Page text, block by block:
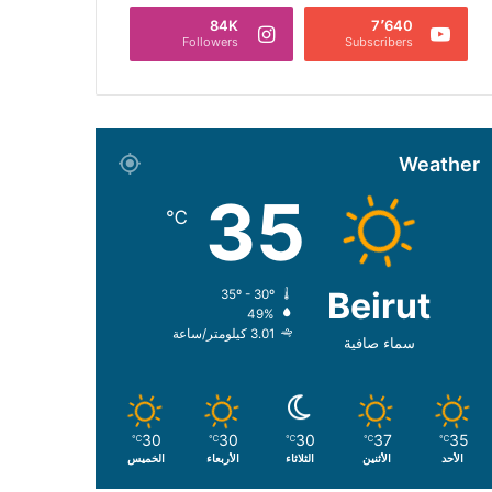
7٬640
Subscribers
84K
Followers
Weather
Beirut
سماء صافية
35
℃
49%
3.01 كيلومتر/ساعة
35
℃
الأحد
37
℃
الأثنين
30
℃
الثلاثاء
30
℃
الأربعاء
30
℃
الخميس